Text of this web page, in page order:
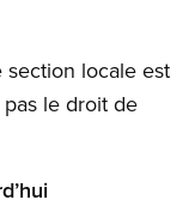
section locale est
le droit de